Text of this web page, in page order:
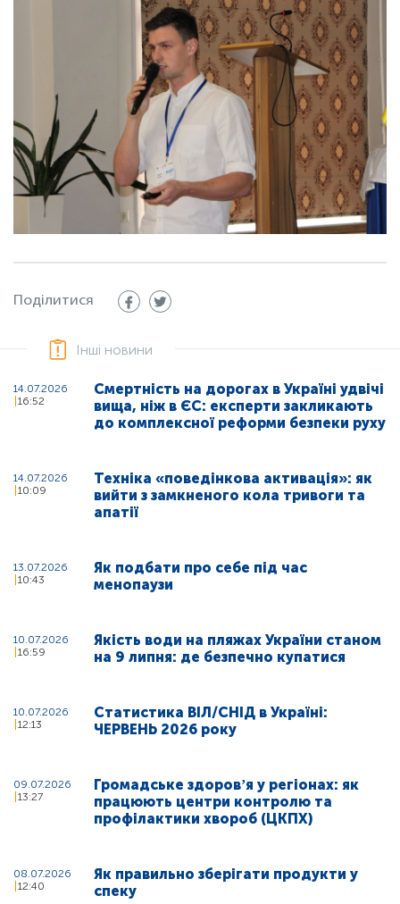
Поділитися
Інші новини
14.07.2026
16:52
Смертність на дорогах в Україні удвічі
вища, ніж в ЄС: експерти закликають
до комплексної реформи безпеки руху
14.07.2026
10:09
Техніка «поведінкова активація»: як
вийти з замкненого кола тривоги та
апатії
13.07.2026
10:43
Як подбати про себе під час
менопаузи
10.07.2026
16:59
Якість води на пляжах України станом
на 9 липня: де безпечно купатися
10.07.2026
12:13
Статистика ВІЛ/СНІД в Україні:
ЧЕРВЕНЬ 2026 року
09.07.2026
13:27
Громадське здоровʼя у регіонах: як
працюють центри контролю та
профілактики хвороб (ЦКПХ)
08.07.2026
12:40
Як правильно зберігати продукти у
спеку